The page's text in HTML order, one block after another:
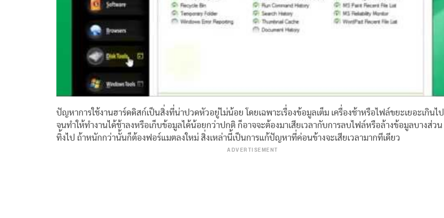
ปัญหาการใช้งานฮาร์ดดิสก์เป็นสิ่งที่น่าปวดหัวอยู่ไม่น้อย โดยเฉพาะเรื่องข้อมูลเต็ม เครื่องช้าหรือไฟล์ขยะเยอะเกินไป
จนทำให้ทำงานได้ช้าลงหรือเก็บข้อมูลได้น้อยกว่าปกติ ก็อาจจะต้องมาเสียเวลากับการลบไฟล์หรือล้างข้อมูลบางส่วน
ทิ้งไป ถ้าหนักกว่านั้นก็ต้องฟอร์แมตลงใหม่ สิ่งเหล่านี้เป็นการแก้ปัญหาที่ค่อนข้างจะเสียเวลามากทีเดียว
ADVERTISEMENT